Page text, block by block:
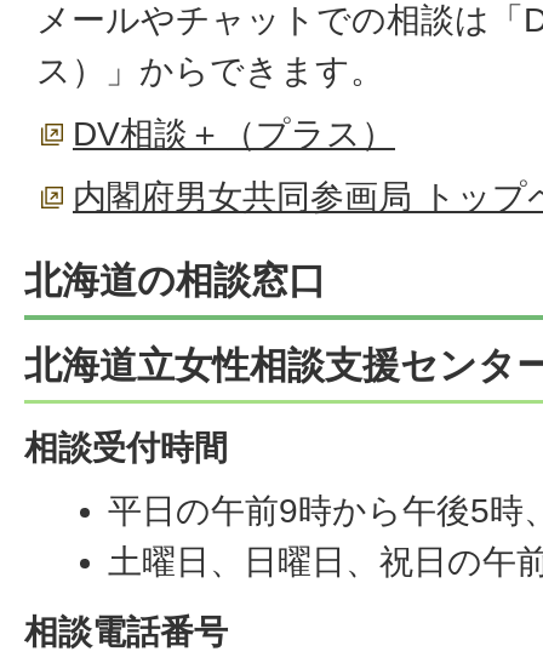
メールやチャットでの相談は「
ス）」からできます。
DV相談＋（プラス）
内閣府男女共同参画局 トップ
北海道の相談窓口
北海道立女性相談支援センタ
相談受付時間
平日の午前9時から午後5時
土曜日、日曜日、祝日の午
相談電話番号